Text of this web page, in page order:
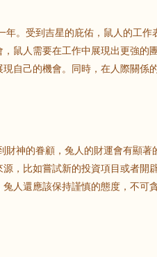
。受到吉星的庇佑，鼠人的工作
鼠人需要在工作中展現出更強的
自己的機會。同時，在人際關係
神的眷顧，兔人的財運會有顯著
，比如嘗試新的投資項目或者開
人還應該保持謹慎的態度，不可
鼠
龍